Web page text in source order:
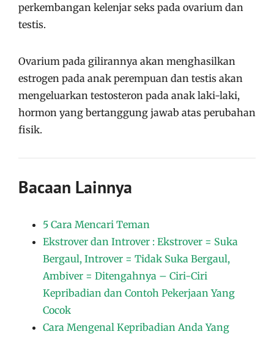
perkembangan kelenjar seks pada ovarium dan
testis.
Ovarium pada gilirannya akan menghasilkan
estrogen pada anak perempuan dan testis akan
mengeluarkan testosteron pada anak laki-laki,
hormon yang bertanggung jawab atas perubahan
fisik.
Bacaan Lainnya
5 Cara Mencari Teman
Ekstrover dan Introver : Ekstrover = Suka
Bergaul, Introver = Tidak Suka Bergaul,
Ambiver = Ditengahnya – Ciri-Ciri
Kepribadian dan Contoh Pekerjaan Yang
Cocok
Cara Mengenal Kepribadian Anda Yang